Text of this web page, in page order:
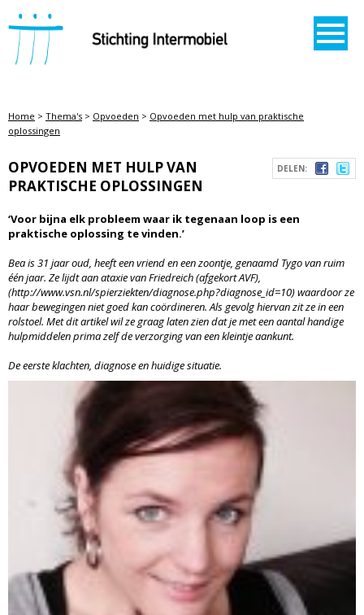
STICHTING INTERMOBIEL
Home > Thema's > Opvoeden > Opvoeden met hulp van praktische
oplossingen
DELEN:
OPVOEDEN MET HULP VAN
PRAKTISCHE OPLOSSINGEN
‘Voor bijna elk probleem waar ik tegenaan loop is een
praktische oplossing te vinden.’
Bea is 31 jaar oud, heeft een vriend en een zoontje, genaamd Tygo van ruim
één jaar. Ze lijdt aan ataxie van Friedreich (afgekort AVF),
(http://www.vsn.nl/spierziekten/diagnose.php?diagnose_id=10) waardoor ze
haar bewegingen niet goed kan coördineren. Als gevolg hiervan zit ze in een
rolstoel. Met dit artikel wil ze graag laten zien dat je met een aantal handige
hulpmiddelen prima zelf de verzorging van een kleintje aankunt.
De eerste klachten, diagnose en huidige situatie.